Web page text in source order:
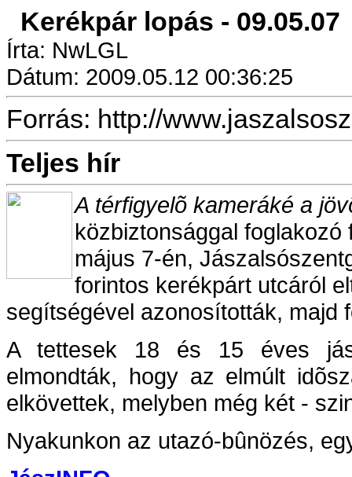
Kerékpár lopás - 09.05.07
Írta: NwLGL
Dátum: 2009.05.12 00:36:25
Forrás: http://
Teljes hír
A térfigyelõ kameráké a
közbiztonsággal
május 7-én,
forintos kerékpárt utcáról
segítségével azonosították, majd
A tettesek 18 és 15 éves
elmondták, hogy az elmúlt
elkövettek, melyben még két -
Nyakunkon az utazó-bûnözés,